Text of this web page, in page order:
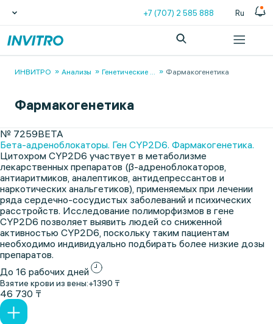
+7 (707) 2 585 888 Ru
ИНВИТРО Анализы Генетические ... Фармакогенетика
Фармакогенетика
№ 7259BETA
Бета-адреноблокаторы. Ген CYP2D6. Фармакогенетика.
Цитохром CYP2D6 участвует в метаболизме
лекарственных препаратов (β-адреноблокаторов,
антиаритмиков, аналептиков, антидепрессантов и
наркотических анальгетиков), применяемых при лечении
ряда сердечно-сосудистых заболеваний и психических
расстройств. Исследование полиморфизмов в гене
CYP2D6 позволяет выявить людей со сниженной
активностью CYP2D6, поскольку таким пациентам
необходимо индивидуально подбирать более низкие дозы
препаратов.
До 16 рабочих дней
Взятие крови из вены:+1390 ₸
46 730 ₸